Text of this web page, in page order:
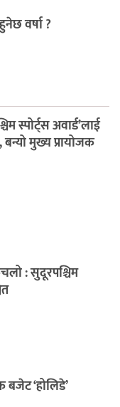
वर्षा ?
स्पोर्ट्स अवार्ड’लाई
मुख्य प्रायोजक
: सुदूरपश्चिम
बजेट ‘होलिडे’